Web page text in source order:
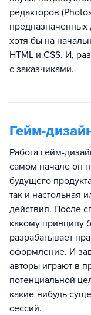
редакторов
предназначенных
хотя бы на
HTML и CSS. И,
с заказчиками.
Гейм-
Работа гейм-
самом начале он
будущего
так и настольная
действия. После
какому принципу
разрабатывает
оформление. И
авторы играют в
потенциальной
какие-нибудь
сессий.